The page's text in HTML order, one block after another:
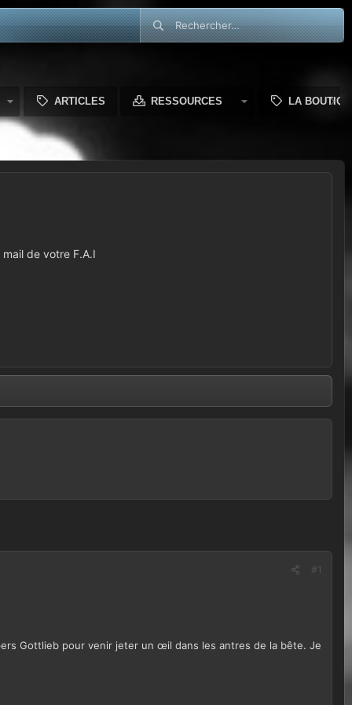
ARTICLES RESSOURCES LA
de votre F.A.I
#1
Gottlieb pour venir jeter un œil dans les antres de la bête. Je